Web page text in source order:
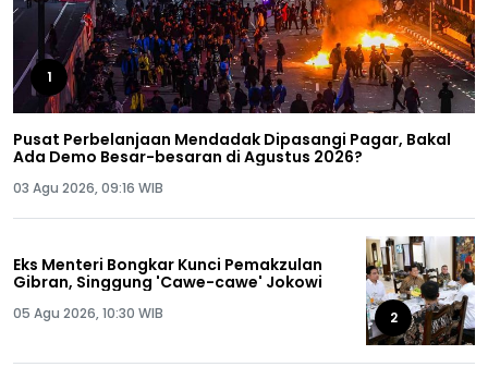
1
Pusat Perbelanjaan Mendadak Dipasangi Pagar, Bakal
Ada Demo Besar-besaran di Agustus 2026?
03 Agu 2026, 09:16 WIB
Eks Menteri Bongkar Kunci Pemakzulan
Gibran, Singgung 'Cawe-cawe' Jokowi
05 Agu 2026, 10:30 WIB 2